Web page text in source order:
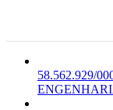
58.562.929/